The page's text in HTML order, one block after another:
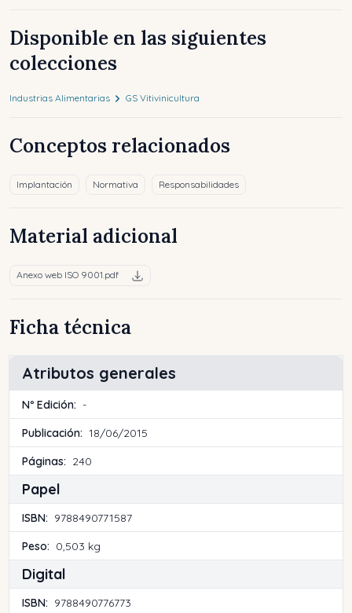
Disponible en las siguientes
colecciones
Industrias Alimentarias GS Vitivinicultura
Conceptos relacionados
Implantación Normativa Responsabilidades
Material adicional
Anexo web ISO 9001.pdf
Ficha técnica
Atributos generales
Nº Edición: -
Publicación: 18/06/2015
Páginas: 240
Papel
ISBN: 9788490771587
Peso: 0,503 kg
Digital
ISBN: 9788490776773